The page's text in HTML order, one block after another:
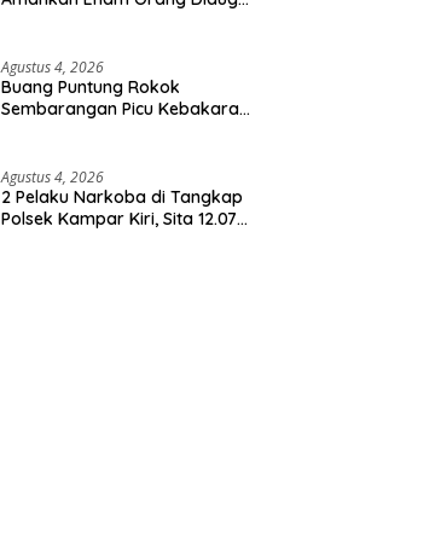
Agustus 4, 2026
Buang Puntung Rokok
Sembarangan Picu Kebakaran
Agustus 4, 2026
2 Pelaku Narkoba di Tangkap
Polsek Kampar Kiri, Sita 12.07